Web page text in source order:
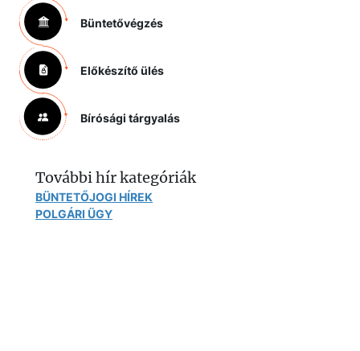
Büntetővégzés
Előkészítő ülés
Bírósági tárgyalás
További hír kategóriák
BÜNTETŐJOGI HÍREK
POLGÁRI ÜGY